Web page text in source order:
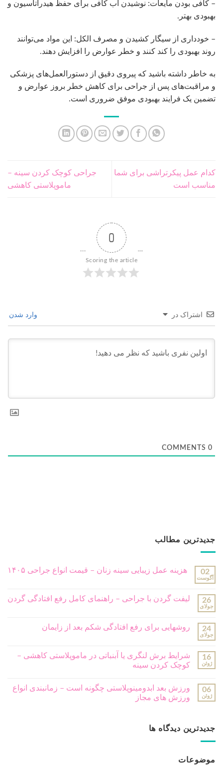
– کافی بودن مایعات: نوشیدن آب کافی برای حفظ هیدراتاسیون و
بهبودی بهتر.
– خودداری از سیگار کشیدن و مصرف الکل: این مواد می‌توانند
روند بهبودی را کند کنند و خطر عوارض را افزایش دهند.
به خاطر داشته باشید که پیروی دقیق از دستورالعمل‌های پزشکی
و مراقبت‌های پس از جراحی برای کاهش خطر بروز عوارض و
تضمین یک فرایند بهبودی موفق ضروری است.
کدام عمل پیکرتراشی برای شما
مناسب است
جراحی کوچک کردن سینه –
ماموپلاستی کاهشی
0
Scoring the article
اشتراک در وارد شدن
0
جدیدترین مطالب
02
آگوست
هزینه عمل زیبایی سینه زنان – قیمت انواع جراحی ۱۴۰۵
26
جولای
لیفت گردن با جراحی – راهنمای کامل رفع افتادگی گردن
24
جولای
روشهایی برای رفع افتادگی شکم بعد از زایمان
16
ژوئن
شرایط برش لنگری یا آبنباتی در ماموپلاستی کاهشی –
کوچک کردن سینه
06
ژوئن
ورزش بعد ابدومینوپلاستی چگونه است – زمانبندی انواع
ورزش های مجاز
جدیدترین دیدگاه ها
موضوعات